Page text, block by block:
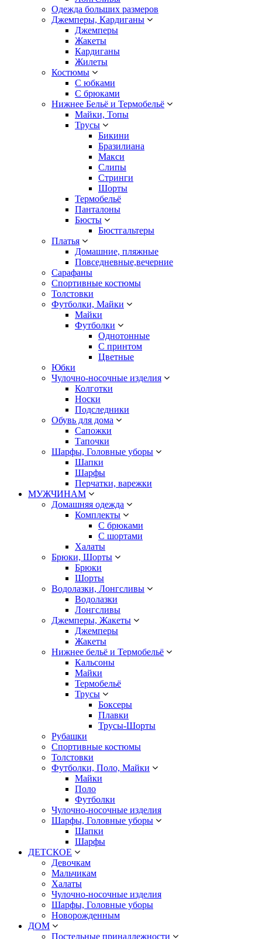
Одежда больших размеров
Джемперы, Кардиганы
Джемперы
Жакеты
Кардиганы
Жилеты
Костюмы
С юбками
С брюками
Нижнее Бельё и Термобельё
Майки, Топы
Трусы
Бикини
Бразилиана
Макси
Слипы
Стринги
Шорты
Термобельё
Панталоны
Бюсты
Бюстгальтеры
Платья
Домашние, пляжные
Повседневные,вечерние
Сарафаны
Спортивные костюмы
Толстовки
Футболки, Майки
Майки
Футболки
Однотонные
С принтом
Цветные
Юбки
Чулочно-носочные изделия
Колготки
Носки
Подследники
Обувь для дома
Сапожки
Тапочки
Шарфы, Головные уборы
Шапки
Шарфы
Перчатки, варежки
МУЖЧИНАМ
Домашняя одежда
Комплекты
С брюками
С шортами
Халаты
Брюки, Шорты
Брюки
Шорты
Водолазки, Лонгсливы
Водолазки
Лонгсливы
Джемперы, Жакеты
Джемперы
Жакеты
Нижнее бельё и Термобельё
Кальсоны
Майки
Термобельё
Трусы
Боксеры
Плавки
Трусы-Шорты
Рубашки
Спортивные костюмы
Толстовки
Футболки, Поло, Майки
Майки
Поло
Футболки
Чулочно-носочные изделия
Шарфы, Головные уборы
Шапки
Шарфы
ДЕТСКОЕ
Девочкам
Мальчикам
Халаты
Чулочно-носочные изделия
Шарфы, Головные уборы
Новорожденным
ДОМ
Постельные принадлежности